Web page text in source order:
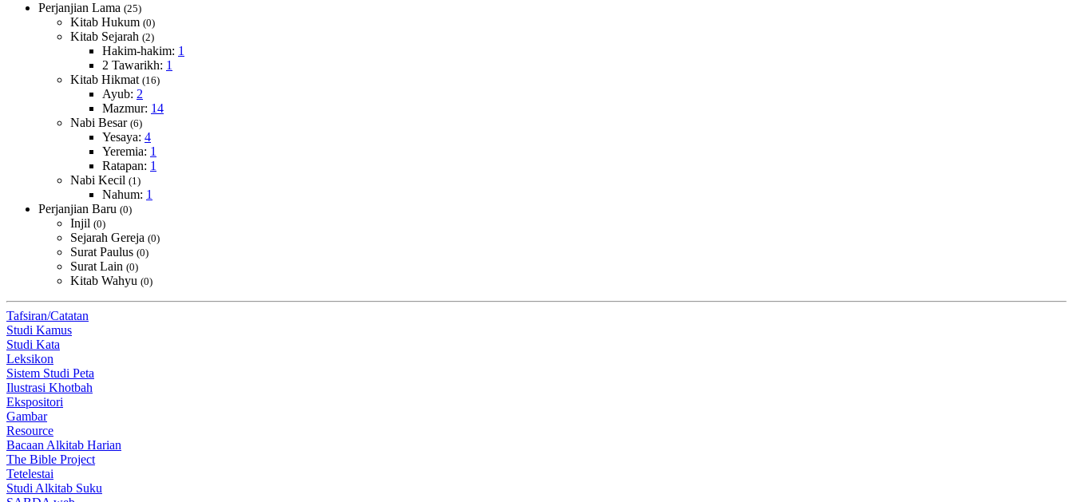
Perjanjian Lama (25)
Kitab Hukum (0)
Kitab Sejarah (2)
Hakim-hakim: 1
2 Tawarikh: 1
Kitab Hikmat (16)
Ayub: 2
Mazmur: 14
Nabi Besar (6)
Yesaya: 4
Yeremia: 1
Ratapan: 1
Nabi Kecil (1)
Nahum: 1
Perjanjian Baru (0)
Injil (0)
Sejarah Gereja (0)
Surat Paulus (0)
Surat Lain (0)
Kitab Wahyu (0)
Tafsiran/Catatan
Studi Kamus
Studi Kata
Leksikon
Sistem Studi Peta
Ilustrasi Khotbah
Ekspositori
Gambar
Resource
Bacaan Alkitab Harian
The Bible Project
Tetelestai
Studi Alkitab Suku